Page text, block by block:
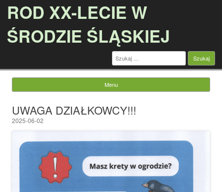
ROD XX-LECIE W
ŚRODZIE ŚLĄSKIEJ
Szukaj:
Menu
UWAGA DZIAŁKOWCY!!!
2025-06-02